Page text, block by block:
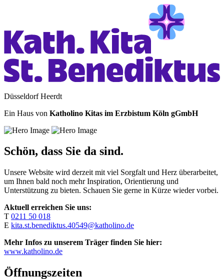
Düsseldorf Heerdt
Ein Haus von Katholino Kitas im Erzbistum Köln gGmbH
Schön, dass Sie da sind.
Unsere Website wird derzeit mit viel Sorgfalt und Herz überarbeitet,
um Ihnen bald noch mehr Inspiration, Orientierung und
Unterstützung zu bieten. Schauen Sie gerne in Kürze wieder vorbei.
Aktuell erreichen Sie uns:
T 0211 50 018
E kita.st.benediktus.40549@katholino.de
Mehr Infos zu unserem Träger finden Sie hier:
www.katholino.de
Öffnungszeiten